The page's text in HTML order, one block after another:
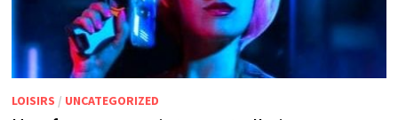
LOISIRS / UNCATEGORIZED